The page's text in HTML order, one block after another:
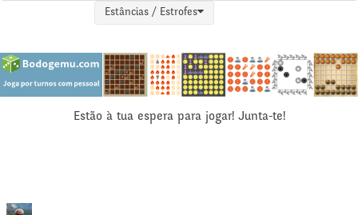
Estâncias / Estrofes
Estão à tua espera para jogar! Junta-te!